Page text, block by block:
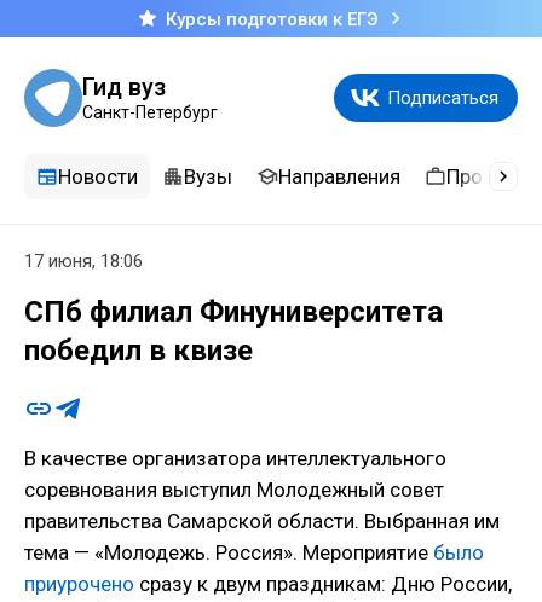
Курсы подготовки к ЕГЭ
Гид вуз
Санкт-Петербург
Подписаться
Новости Вузы Направления
17 июня, 18:06
СПб филиал Финуниверситета
победил в квизе
В качестве организатора интеллектуального
соревнования выступил Молодежный совет
правительства Самарской области. Выбранная им
тема — «Молодежь. Россия». Мероприятие было
приурочено сразу к двум праздникам: Дню России,